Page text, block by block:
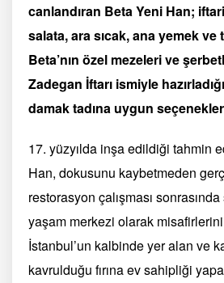
canlandıran Beta Yeni Han;
salata, ara sıcak, ana yemek ve
Beta’nın özel mezeleri ve
Zadegan İftarı ismiyle
damak tadına uygun
17. yüzyılda inşa edildiği tahmin
Han, dokusunu kaybetmeden
restorasyon çalışması
yaşam merkezi olarak misafirlerini
İstanbul’un kalbinde yer alan ve
kavrulduğu fırına ev sahipliği